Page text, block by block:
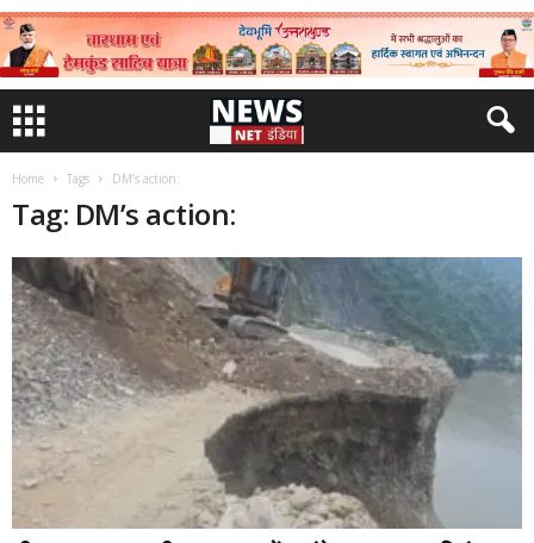
Home Tags DM’s action:
Tag: DM’s action: